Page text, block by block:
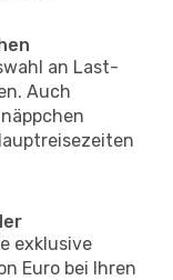
an Last-
Auch
exklusive
Euro bei Ihren